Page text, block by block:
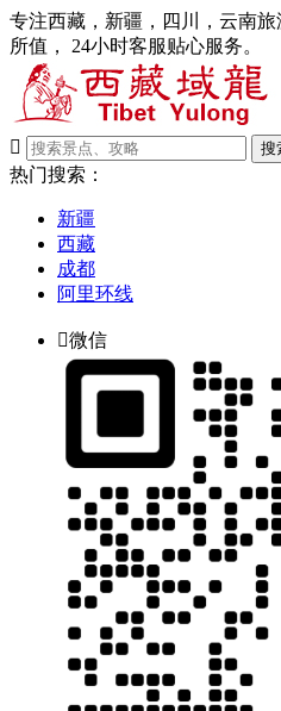
专注西藏，新疆，四川，云南
所值， 24小时客服贴心服务。

搜
热门搜索：
新疆
西藏
成都
阿里环线
微信